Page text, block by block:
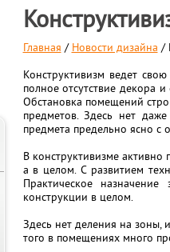
Главная / Новости дизайна /
Конструктивизм ведет
полное отсутствие декора
Обстановка помещений
предметов. Здесь нет
предмета предельно ясно с
В конструктивизме активно
а в целом. С развитием
Практическое
конструкции в целом.
Здесь нет деления на зоны,
того в помещениях много